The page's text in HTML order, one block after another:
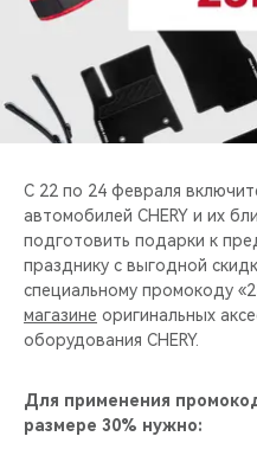
CHERY И СПОРТ
НАШИ МЕРОПРИЯТИЯ
ВИДЕООБЗОРЫ
CHERY ДЛЯ ДЕТЕЙ
С 22 по 24 февраля
автомобилей CHERY и их
подготовить подарки к
празднику с выгодной
специальному промокоду
магазине оригинальных
оборудования CHERY.
Для применения
размере 30% нужно: